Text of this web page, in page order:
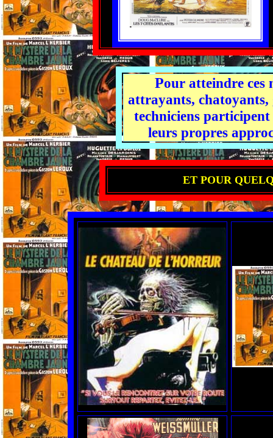
Pour atteindre ces
attrayants, chatoyants,
techniciens participent
leurs propres
ET POUR